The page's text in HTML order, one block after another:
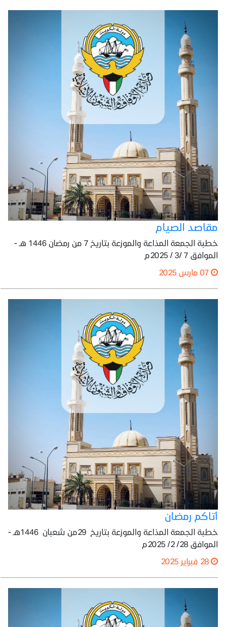
مقاصد الصيام
خطبة الجمعة المذاعة والموزعة بتاريخ 7 من رمضان 1446 هـ -
الموافق 7 /3 / 2025م
أتاكم رمضان
خطبة الجمعة المذاعة والموزعة بتاريخ 29من شعبان 1446هـ -
الموافق 28/ 2/ 2025م